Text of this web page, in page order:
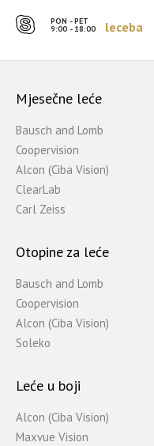
PON - PET
9:00 - 18:00 leceba
Mjesečne leće
Bausch and Lomb
Coopervision
Alcon (Ciba Vision)
ClearLab
Carl Zeiss
Otopine za leće
Bausch and Lomb
Coopervision
Alcon (Ciba Vision)
Soleko
Leće u boji
Alcon (Ciba Vision)
Maxvue Vision